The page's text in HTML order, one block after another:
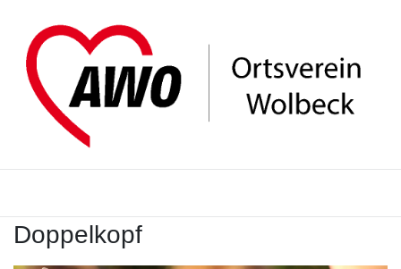
Doppelkopf